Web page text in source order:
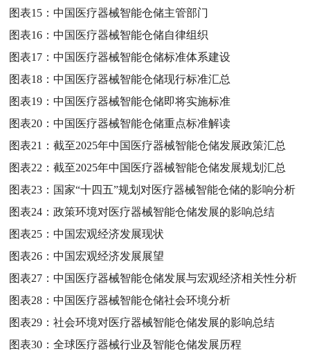
图表15：中国医疗器械智能仓储主管部门
图表16：中国医疗器械智能仓储自律组织
图表17：中国医疗器械智能仓储标准体系建设
图表18：中国医疗器械智能仓储现行标准汇总
图表19：中国医疗器械智能仓储即将实施标准
图表20：中国医疗器械智能仓储重点标准解读
图表21：截至2025年中国医疗器械智能仓储发展政策汇总
图表22：截至2025年中国医疗器械智能仓储发展规划汇总
图表23： 国家“十四五”规划对医疗器械智能仓储的影响分析
图表24：政策环境对医疗器械智能仓储发展的影响总结
图表25：中国宏观经济发展现状
图表26：中国宏观经济发展展望
图表27：中国医疗器械智能仓储发展与宏观经济相关性分析
图表28：中国医疗器械智能仓储社会环境分析
图表29：社会环境对医疗器械智能仓储发展的影响总结
图表30：全球医疗器械行业及智能仓储发展历程